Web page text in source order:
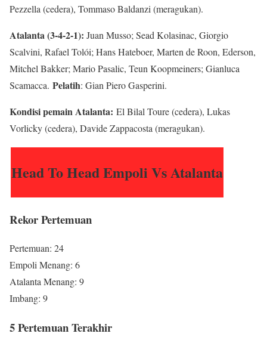
Pezzella (cedera), Tommaso Baldanzi (meragukan).
Atalanta (3-4-2-1): Juan Musso; Sead Kolasinac, Giorgio
Scalvini, Rafael Tolói; Hans Hateboer, Marten de Roon, Ederson,
Mitchel Bakker; Mario Pasalic, Teun Koopmeiners; Gianluca
Scamacca. Pelatih: Gian Piero Gasperini.
Kondisi pemain Atalanta: El Bilal Toure (cedera), Lukas
Vorlicky (cedera), Davide Zappacosta (meragukan).
Head To Head Empoli Vs Atalanta
Rekor Pertemuan
Pertemuan: 24
Empoli Menang: 6
Atalanta Menang: 9
Imbang: 9
5 Pertemuan Terakhir